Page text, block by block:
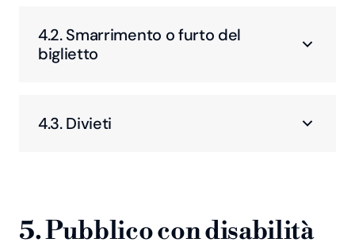
4.2. Smarrimento o furto del
biglietto
4.3. Divieti
5. Pubblico con disabilità